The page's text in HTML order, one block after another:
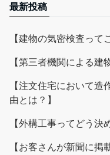
最新投稿
【建物の気密検査って
【第三者機関による建
【注文住宅において
由とは？】
【外構工事ってどう決
【お客さんが新聞に掲